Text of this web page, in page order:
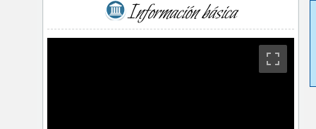
Información básica